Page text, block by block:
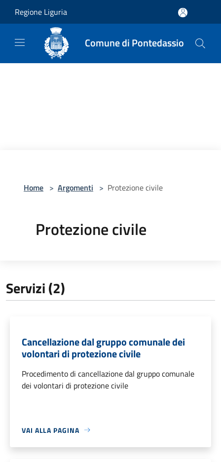
Regione Liguria
Comune di Pontedassio
Home > Argomenti > Protezione civile
Protezione civile
Servizi (2)
Cancellazione dal gruppo comunale dei
volontari di protezione civile
Procedimento di cancellazione dal gruppo comunale
dei volontari di protezione civile
VAI ALLA PAGINA